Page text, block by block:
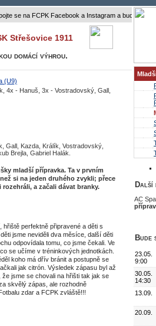
na FCPK Facebook a Instagram a buďte s námi
Střešovice 1911
domácí výhrou.
(U9)
4x - Hanuš, 3x - Vostradovský, Gall,
Gall, Kazda, Králík, Vostradovský,
Brejla, Gabriel Halák.
mladší přípravka. Ta v prvním
si na jeden druhého zvykli; přece
a začali dávat branky.
perfektně připravené a děti s
jsme neviděli dva měsíce, další děti
odpovídala tomu, co jsme čekali. Ve
se učíme v tréninkových jednotkách.
koho má dřív bránit a postupně se
jak citrón. Výsledek zápasu byl až
jsme se chovali na hřišti tak jak se
skvělý zápas, ale rozhodně
zdar a FCPK zvláště!!!
Další
AC
Bude
23.05.
9:00
30.05.
14:30
13.09.
20.09.